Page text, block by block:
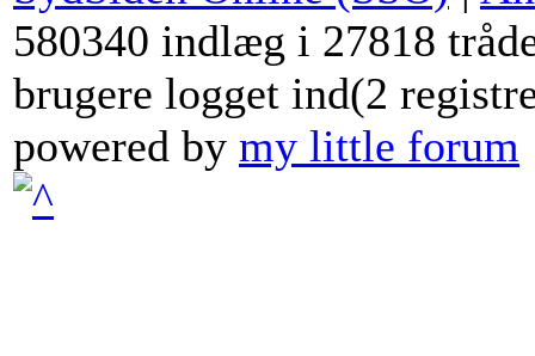
580340 indlæg i 27818
brugere logget ind(2
powered by my little forum